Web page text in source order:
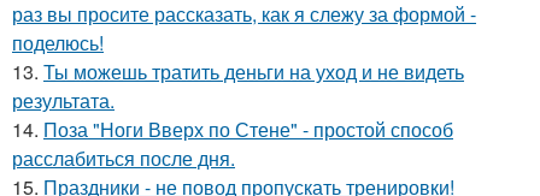
раз вы просите рассказать, как я слежу за формой -
поделюсь!
13. Ты можешь тратить деньги на уход и не видеть
результата.
14. Поза "Ноги Вверх по Стене" - простой способ
расслабиться после дня.
15. Праздники - не повод пропускать тренировки!